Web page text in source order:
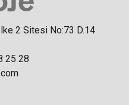
turizmi vuracak gibi
2 Sitesi No:73 D.14
25 28